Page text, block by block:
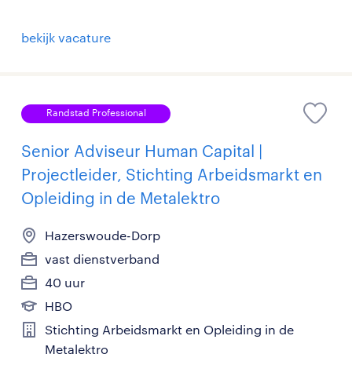
bekijk vacature
Randstad Professional
Senior Adviseur Human Capital |
Projectleider, Stichting Arbeidsmarkt en
Opleiding in de Metalektro
Hazerswoude-Dorp
vast dienstverband
40 uur
HBO
Stichting Arbeidsmarkt en Opleiding in de
Metalektro